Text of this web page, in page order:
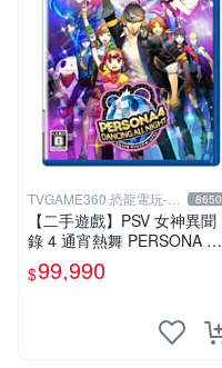
TVGAME360 恐龍電玩-台
中店
8650
【二手遊戲】PSV 女神異聞
錄 4 通宵熱舞 PERSONA 4 D
ANCING ALL NIGHT 日文版
台中恐龍
$99,990